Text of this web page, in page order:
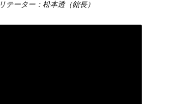
作品
ーター：松本透（館長）